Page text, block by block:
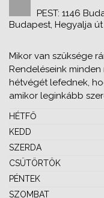
PEST: 1146
Budapest, Hegyalja út
Mikor van szüksége
Rendeléseink
hétvégét lefednek,
amikor leginkább
HÉTFŐ
KEDD
SZERDA
CSÜTÖRTÖK
PÉNTEK
SZOMBAT